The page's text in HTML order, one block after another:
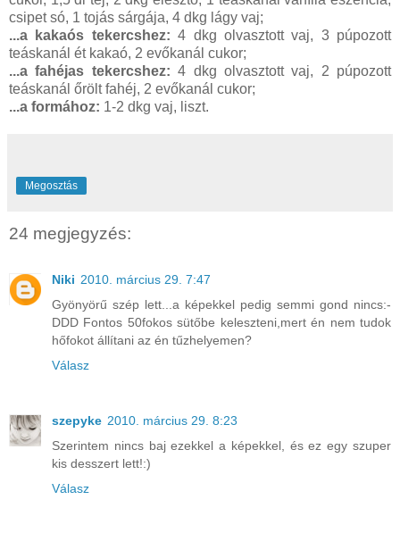
csipet só, 1 tojás sárgája, 4 dkg lágy vaj;
...a kakaós tekercshez: 4 dkg olvasztott vaj, 3 púpozott
teáskanál ét kakaó, 2 evőkanál cukor;
...a fahéjas tekercshez: 4 dkg olvasztott vaj, 2 púpozott
teáskanál őrölt fahéj, 2 evőkanál cukor;
...a formához: 1-2 dkg vaj, liszt.
Megosztás
24 megjegyzés:
Niki 2010. március 29. 7:47
Gyönyörű szép lett...a képekkel pedig semmi gond nincs:-
DDD Fontos 50fokos sütőbe keleszteni,mert én nem tudok
hőfokot állítani az én tűzhelyemen?
Válasz
szepyke 2010. március 29. 8:23
Szerintem nincs baj ezekkel a képekkel, és ez egy szuper
kis desszert lett!:)
Válasz